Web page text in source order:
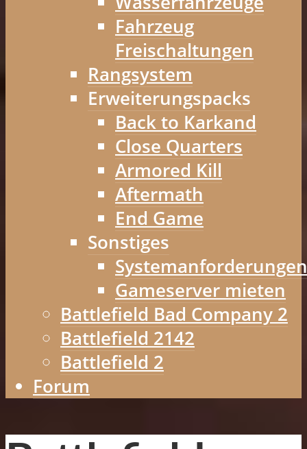
Fahrzeug
Freischaltungen
Rangsystem
Erweiterungspacks
Back to Karkand
Close Quarters
Armored Kill
Aftermath
End Game
Sonstiges
Systemanforderungen
Gameserver mieten
Battlefield Bad Company 2
Battlefield 2142
Battlefield 2
Forum